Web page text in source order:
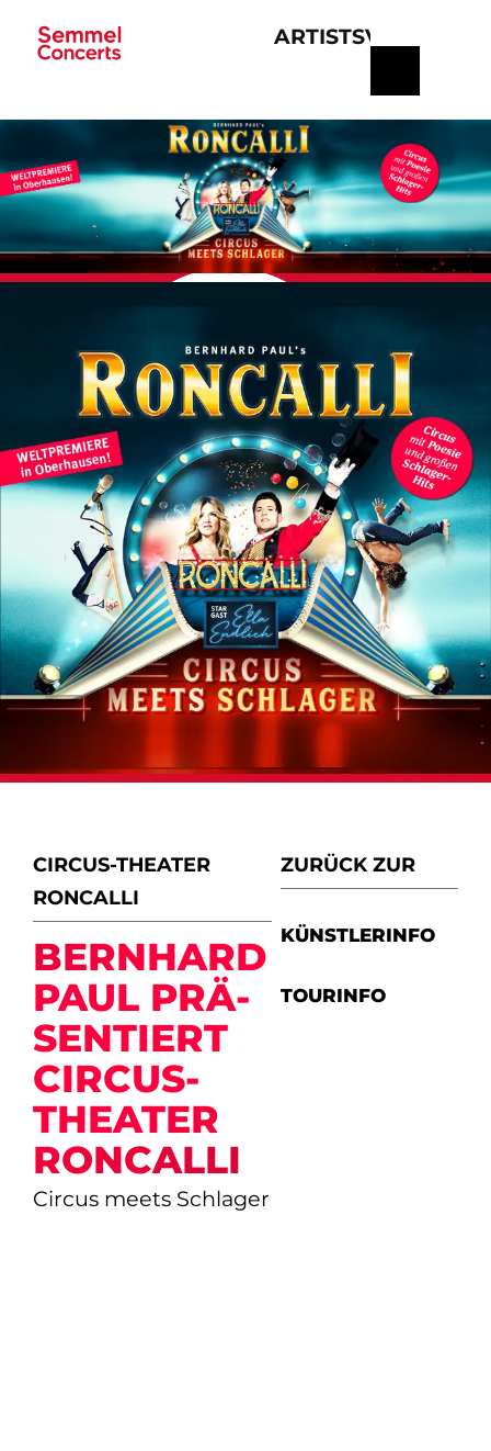
ARTISTS
CIRCUS-THEATER
RONCALLI
BERNHARD
PAUL PRÄ­
SEN­TIERT
CIRCUS-
THEATER
RONCALLI
Circus meets Schlager
ZURÜCK ZUR
KÜNSTLERINFO
TOURINFO